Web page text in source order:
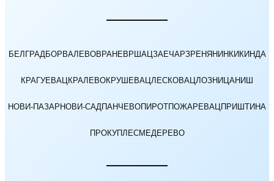
БЕЛГРАД БОР ВАЛЕВОВРАНЕ ВРШАЦ ЗАЕЧАРЗРЕНЯНИН КИКИНДА
КРАГУЕВАЦ КРАЛЕВОКРУШЕВАЦ ЛЕСКОВАЦ ЛОЗНИЦАНИШ
НОВИ-ПАЗАР НОВИ-САД ПАНЧЕВОПИРОТПОЖАРЕВАЦ ПРИШТИНА
ПРОКУПЛЕСМЕДЕРЕВО